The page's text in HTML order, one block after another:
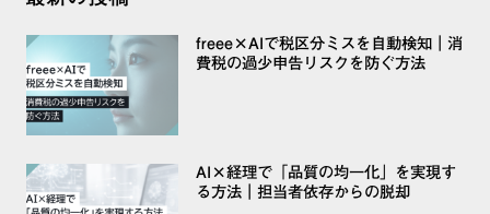
freee×AIで税区分ミスを自動検知｜消
費税の過少申告リスクを防ぐ方法
AI×経理で「品質の均一化」を実現す
る方法｜担当者依存からの脱却